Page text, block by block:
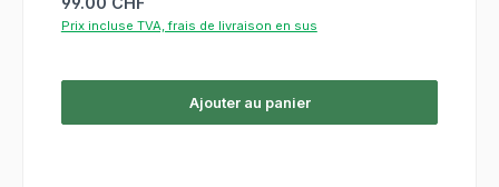
Prix incluse TVA, frais de livraison en sus
Ajouter au panier